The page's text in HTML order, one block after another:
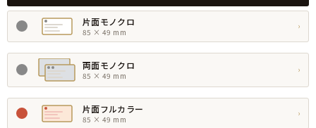
片面モノクロ
85 × 49 mm
›
両面モノクロ
85 × 49 mm
›
片面フルカラー
85 × 49 mm
›